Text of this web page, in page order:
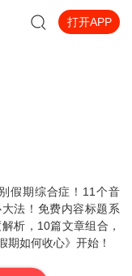
打开APP
假期综合症！11个音
法！免费内容标题系
析，10篇文章组合，
期如何收心》开始！